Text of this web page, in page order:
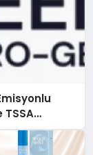
TSSA